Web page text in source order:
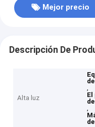
Mejor precio
Descripción De
Alta luz
,
El
,